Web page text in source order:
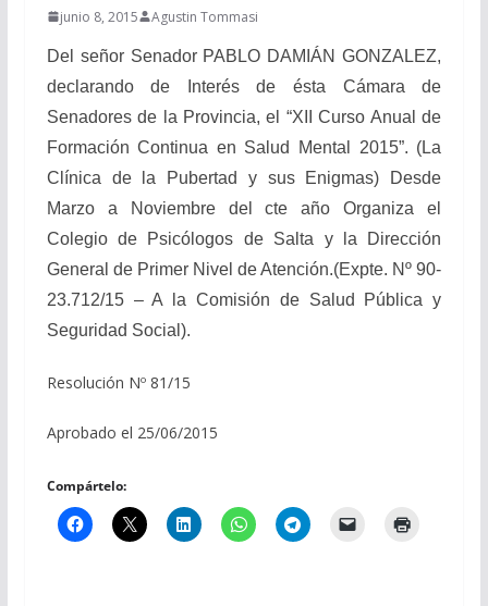
junio 8, 2015 Agustin Tommasi
Del señor Senador PABLO DAMIÁN GONZALEZ,
declarando de Interés de ésta Cámara de
Senadores de la Provincia, el “XII Curso Anual de
Formación Continua en Salud Mental 2015”. (La
Clínica de la Pubertad y sus Enigmas) Desde
Marzo a Noviembre del cte año Organiza el
Colegio de Psicólogos de Salta y la Dirección
General de Primer Nivel de Atención.(Expte. Nº 90-
23.712/15 – A la Comisión de Salud Pública y
Seguridad Social).
Resolución Nº 81/15
Aprobado el 25/06/2015
Compártelo: